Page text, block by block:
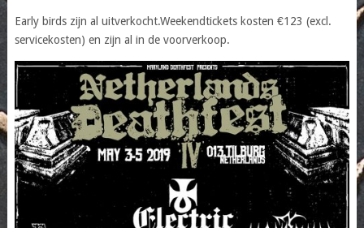
Early birds zijn al uitverkocht.Weekendtickets kosten €123 (excl.
servicekosten) en zijn al in de voorverkoop.